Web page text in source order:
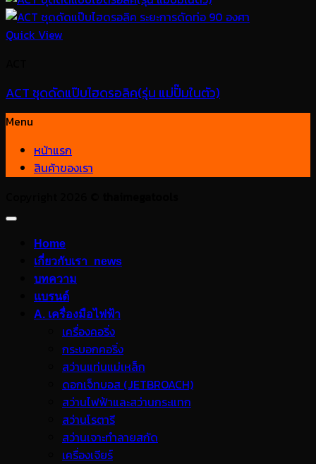
Quick View
ACT ชุดดัดแป๊บไฮดรอลิค(รุ่น แม่ปั๊มในตัว)
Menu
หน้าแรก
สินค้าของเรา
Home
เกี่ยวกับเรา_news
บทความ
แบรนด์
A. เครื่องมือไฟฟ้า
เครื่องคอริ่ง
กระบอกคอริ่ง
สว่านแท่นแม่เหล็ก
ดอกเจ็ทบอส (JETBROACH)
สว่านไฟฟ้าและสว่านกระแทก
สว่านโรตารี
สว่านเจาะทำลายสกัด
เครื่องเจียร์